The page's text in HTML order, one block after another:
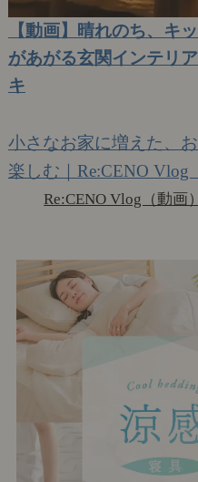
【動画】晴れのち、
があがる玄関インテリ
キ
小さなお家に増えた、
楽しむ｜Re:CENO Vlog
Re:CENO Vlog（動